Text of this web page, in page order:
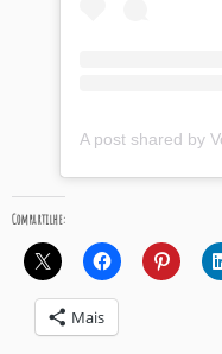
Compartilhe:
Mais